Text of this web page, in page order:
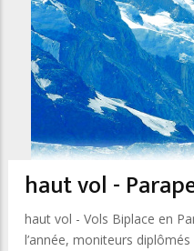
haut vol -
haut vol - Vols Biplace en
l’année, moniteurs